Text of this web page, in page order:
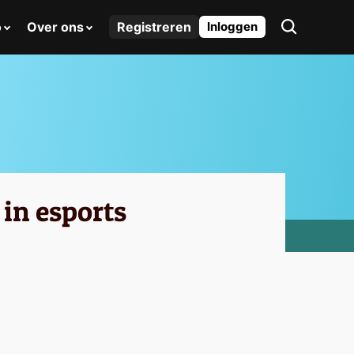
Over ons Registreren Inloggen
esports